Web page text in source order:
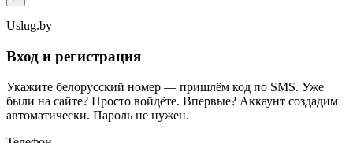
Uslug.by
Вход и регистрация
Укажите белорусский номер — пришлём код по SMS. Уже
были на сайте? Просто войдёте. Впервые? Аккаунт создадим
автоматически. Пароль не нужен.